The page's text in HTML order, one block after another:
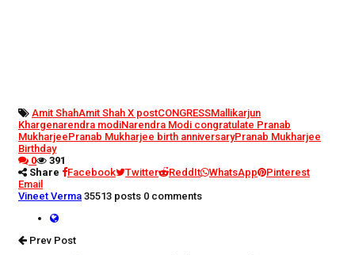
Amit ShahAmit Shah X postCONGRESSMallikarjun
Khargenarendra modiNarendra Modi congratulate Pranab
MukharjeePranab Mukharjee birth anniversaryPranab Mukharjee
Birthday
0
391
Share
Facebook Twitter ReddIt WhatsApp
Pinterest
Email
Vineet Verma 35513 posts 0 comments
Prev Post